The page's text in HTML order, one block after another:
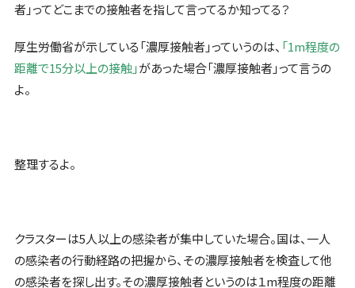
者」ってどこまでの接触者を指して言ってるか知ってる？
厚生労働省が示している「濃厚接触者」っていうのは、 「1m程度の
距離で15分以上の接触」があった場合「濃厚接触者」って言うの
よ。
整理するよ。
クラスターは5人以上の感染者が集中していた場合。国は、一人
の感染者の行動経路の把握から、その濃厚接触者を検査して他
の感染者を探し出す。その濃厚接触者というのは１m程度の距離